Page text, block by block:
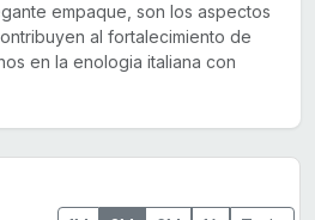
empaque, son los aspectos
al fortalecimiento de
en la enologia italiana con